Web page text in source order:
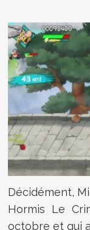
Décidément,
Hormis Le
octobre et qui